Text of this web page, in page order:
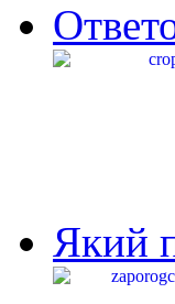
Який